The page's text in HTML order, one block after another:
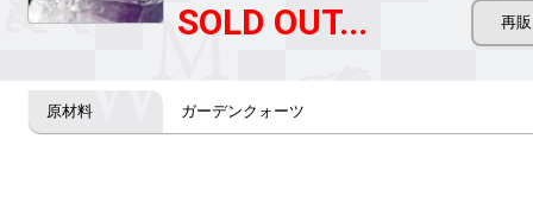
SOLD OUT...
ガーデンクォーツ